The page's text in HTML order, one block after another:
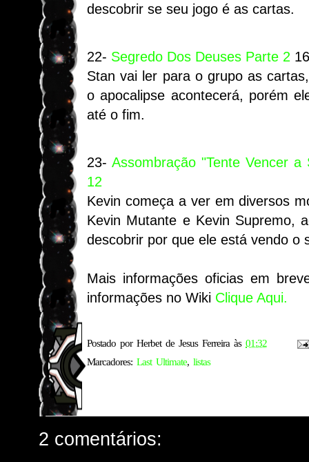
descobrir se seu jogo é as cartas.
22- Segredo Dos Deuses Parte 2
Stan vai ler para o grupo as
o apocalipse acontecerá, porém
até o fim.
23- Assombração "Tente Vencer
12
Kevin começa a ver em diversos
Kevin Mutante e Kevin Supremo,
descobrir por que ele está vendo o
Mais informações oficias em
informações no Wiki Clique Aqui.
Postado por Herbet de Jesus Ferreira às 01:32
Marcadores: Last Ultimate, listas
2 comentários: